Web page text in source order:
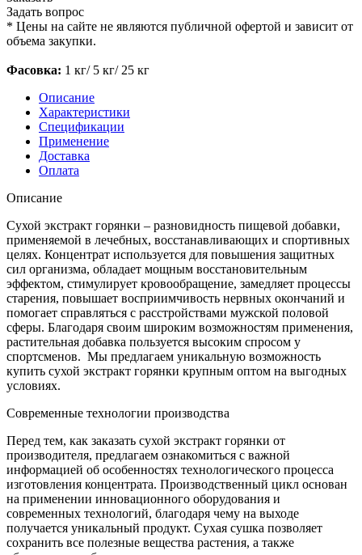
Задать вопрос
* Цены на сайте не являются публичной офертой и зависит от
объема закупки.
Фасовка: 1 кг/ 5 кг/ 25 кг
Описание
Характеристики
Спецификации
Применение
Доставка
Оплата
Описание
Сухой экстракт горянки – разновидность пищевой добавки,
применяемой в лечебных, восстанавливающих и спортивных
целях. Концентрат используется для повышения защитных
сил организма, обладает мощным восстановительным
эффектом, стимулирует кровообращение, замедляет процессы
старения, повышает восприимчивость нервных окончаний и
помогает справляться с расстройствами мужской половой
сферы. Благодаря своим широким возможностям применения,
растительная добавка пользуется высоким спросом у
спортсменов. Мы предлагаем уникальную возможность
купить сухой экстракт горянки крупным оптом на выгодных
условиях.
Современные технологии производства
Перед тем, как заказать сухой экстракт горянки от
производителя, предлагаем ознакомиться с важной
информацией об особенностях технологического процесса
изготовления концентрата. Производственный цикл основан
на применении инновационного оборудования и
современных технологий, благодаря чему на выходе
получается уникальный продукт. Сухая сушка позволяет
сохранить все полезные вещества растения, а также